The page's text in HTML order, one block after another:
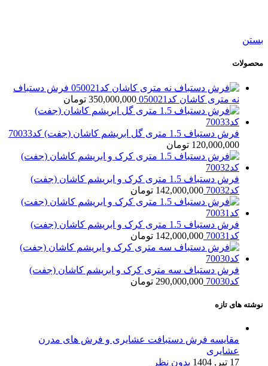
بستن
محصولات
فرش دستباف
نه متری کاشان کد050021
350,000,000 تومان
فرش دستباف 1.5 متری گل ابریشم کاشان (جفت) کد70033
120,000,000 تومان
فرش دستباف 1.5 متری کرک و ابریشم کاشان (جفت)
کد70032
142,000,000 تومان
فرش دستباف 1.5 متری کرک و ابریشم کاشان (جفت)
کد70031
142,000,000 تومان
فرش دستباف سه متری کرک و ابریشم کاشان (جفت)
کد70030
290,000,000 تومان
نوشته های تازه
مقایسه فرش دستبافت عشایری و فرش های مدرن
عشایری
17 تیر, 1404
بدون نظر